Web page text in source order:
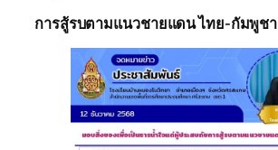
การสู้รบตามแนวชายแดน ไทย-กัมพูชา